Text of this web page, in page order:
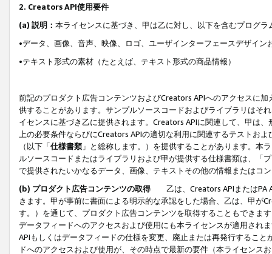
2. Creators API使用要件
(a) 説明： 本ライセンスに基づき、甲は乙に対し、以下を含むプログ
•データ、画像、音声、映像、ロゴ、ユーザインターフェースデザイ
•テキスト形式の素材（たとえば、テキスト形式の商品情報）
前記のプロダクト広告コンテンツおよびCreators APIへのアクセスに
供することがあります。サンプルソースコードおよびライブラリはそ
イセンスに基づき乙に提供されます。Creators APIに関連して、甲は
上の必要条件ならびにCreators APIの適切な利用に関連するテストお
（以下「仕様書類」と総称します。）を提供することがあります。本
ルソースコードまたはライブラリおよび甲が提供する仕様書類は、「
で提供されたいかなるデータ、画像、テキストその他の情報またはコ
(b) プロダクト広告コンテンツの取得
乙は、Creators APIまたはPA
きます。甲が事前に書面による明示的な承認をした場合、乙は、甲が
す。）を通じて、プロダクト広告コンテンツを取得することもできま
データフィードへのアクセスおよび使用にも本ライセンスが適用され
APIもしくはデータフィードの仕様を変更、廃止または再発行するこ
ドへのアクセスおよび使用が、その時点で最新の要件（本ライセン